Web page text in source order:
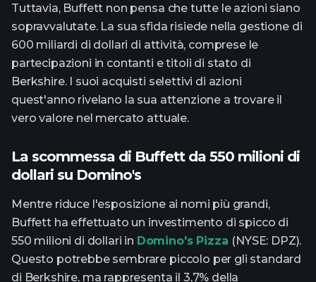
Tuttavia, Buffett non pensa che tutte le azioni siano
sopravvalutate. La sua sfida risiede nella gestione di
600 miliardi di dollari di attività, comprese le
partecipazioni in contanti e titoli di stato di
Berkshire. I suoi acquisti selettivi di azioni
quest'anno rivelano la sua attenzione a trovare il
vero valore nel mercato attuale.
La scommessa di Buffett da 550 milioni di
dollari su Domino's
Mentre riduce l'esposizione ai nomi più grandi,
Buffett ha effettuato un investimento di spicco di
550 milioni di dollari in Domino's Pizza (NYSE: DPZ).
Questo potrebbe sembrare piccolo per gli standard
di Berkshire, ma rappresenta il 3,7% della